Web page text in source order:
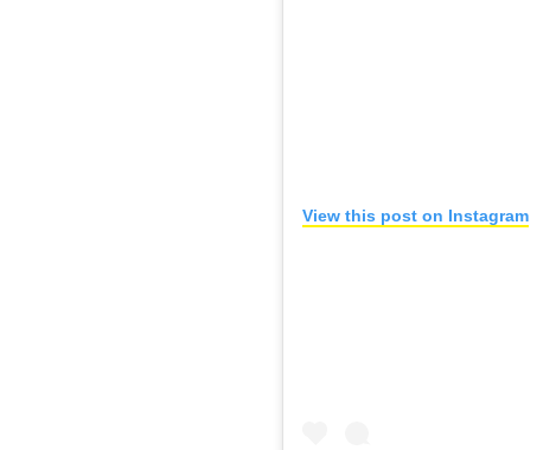
View this post on Instagram